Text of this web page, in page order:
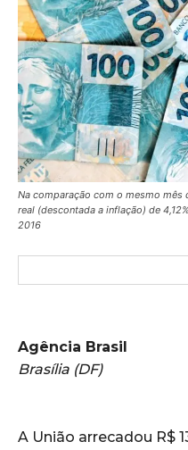
Na comparação com o mesmo mês
real (descontada a inflação) de
2016
Agência Brasil
Brasília (DF)
A União arrecadou R$